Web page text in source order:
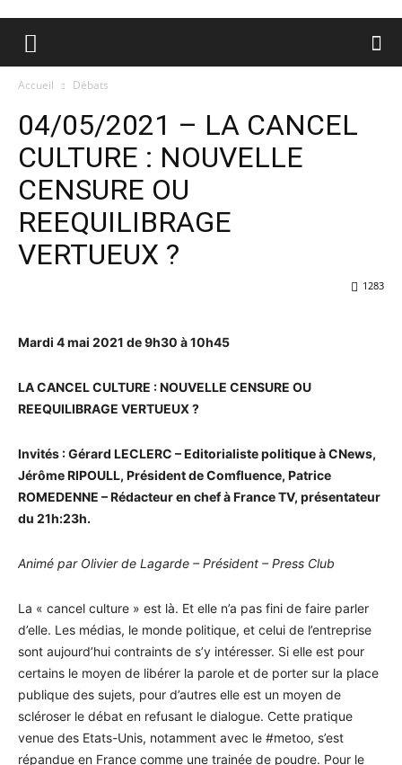
Accueil Débats
04/05/2021 – LA CANCEL
CULTURE : NOUVELLE
CENSURE OU
REEQUILIBRAGE
VERTUEUX ?
1283
Mardi 4 mai 2021 de 9h30 à 10h45
LA CANCEL CULTURE : NOUVELLE CENSURE OU
REEQUILIBRAGE VERTUEUX ?
Invités : Gérard LECLERC – Editorialiste politique à CNews,
Jérôme RIPOULL, Président de Comfluence, Patrice
ROMEDENNE – Rédacteur en chef à France TV, présentateur
du 21h:23h.
Animé par Olivier de Lagarde – Président – Press Club
La « cancel culture » est là. Et elle n’a pas fini de faire parler
d’elle. Les médias, le monde politique, et celui de l’entreprise
sont aujourd’hui contraints de s’y intéresser. Si elle est pour
certains le moyen de libérer la parole et de porter sur la place
publique des sujets, pour d’autres elle est un moyen de
scléroser le débat en refusant le dialogue. Cette pratique
venue des Etats-Unis, notamment avec le #metoo, s’est
répandue en France comme une trainée de poudre. Pour le